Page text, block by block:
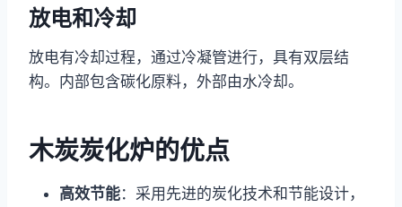
放电和冷却
放电有冷却过程，通过冷凝管进行，具有双层结
构。内部包含碳化原料，外部由水冷却。
木炭炭化炉的优点
高效节能：采用先进的炭化技术和节能设计，